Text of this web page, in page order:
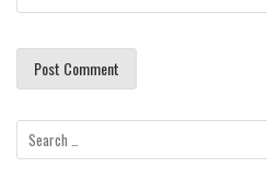
Search
for: